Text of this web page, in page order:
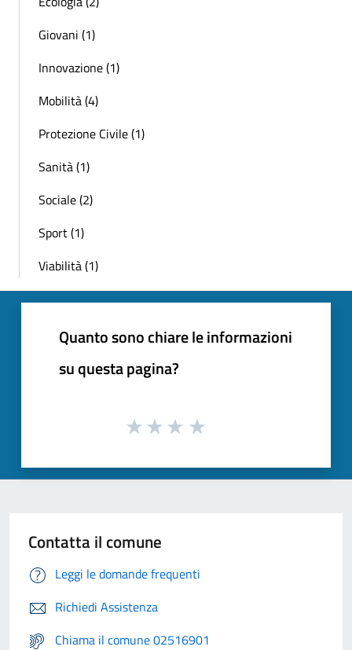
Giovani (1)
Innovazione (1)
Mobilità (4)
Protezione Civile (1)
Sanità (1)
Sociale (2)
Sport (1)
Viabilità (1)
Quanto sono chiare le informazioni
su questa pagina?
Contatta il comune
Leggi le domande frequenti
Richiedi Assistenza
Chiama il comune 02516901